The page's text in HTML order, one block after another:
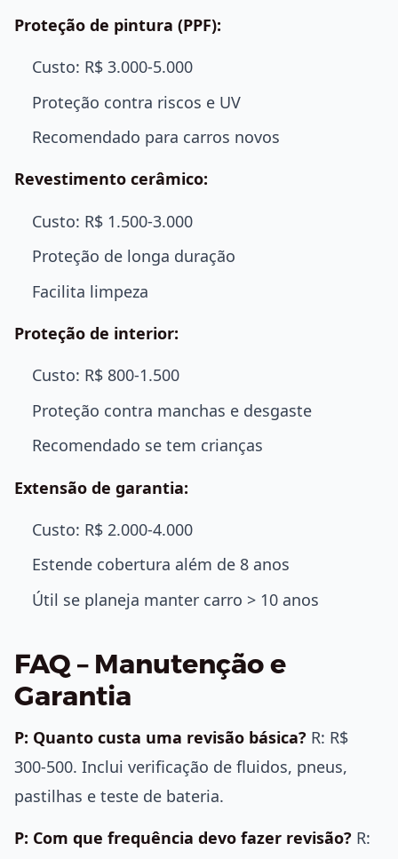
Proteção de pintura (PPF):
Custo: R$ 3.000-5.000
Proteção contra riscos e UV
Recomendado para carros novos
Revestimento cerâmico:
Custo: R$ 1.500-3.000
Proteção de longa duração
Facilita limpeza
Proteção de interior:
Custo: R$ 800-1.500
Proteção contra manchas e desgaste
Recomendado se tem crianças
Extensão de garantia:
Custo: R$ 2.000-4.000
Estende cobertura além de 8 anos
Útil se planeja manter carro > 10 anos
FAQ – Manutenção e
Garantia
P: Quanto custa uma revisão básica? R: R$
300-500. Inclui verificação de fluidos, pneus,
pastilhas e teste de bateria.
P: Com que frequência devo fazer revisão? R: